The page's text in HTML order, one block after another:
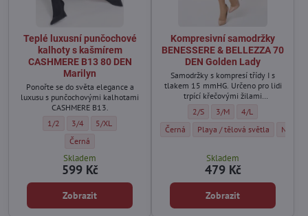
Teplé luxusní punčochové
kalhoty s kašmírem
CASHMERE B13 80 DEN
Marilyn
Ponořte se do světa elegance a
luxusu s punčochovými kalhotami
CASHMERE B13.
Teplé luxusní punčochové kalhoty s kašmírem CASHMERE B13 80 DEN
1/2 Teplé luxusní punčochové kalhoty s kašmírem CASHMERE B13 80
3/4 Teplé luxusní punčochové kalhoty s kašmírem CASHMERE
5/XL
Teplé luxusní punčochové kalhoty s kašmírem CASHMERE B13 80
Černá
Skladem
599 Kč
Zobrazit
Kompresivní samodržky
BENESSERE & BELLEZZA 70
DEN Golden Lady
Samodržky s kompresí třídy I s
tlakem 15 mmHG. Určeno pro lidi
trpící křečovými žilami
tromboflebitidě, jakož i před a po
operaci křečových žil.
Kompresivní samodržky
2/S Kompresivní samodržky
3/M Kompresivní
4/L
Kompresivní samodržky BENESSERE &
Černá Kompresivní samodržky
Playa / tělová světla
Skladem
479 Kč
Zobrazit